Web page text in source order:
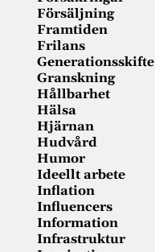
Försäljning
Framtiden
Frilans
Generationsskifte
Granskning
Hållbarhet
Hälsa
Hjärnan
Hudvård
Humor
Ideellt arbete
Inflation
Influencers
Information
Infrastruktur